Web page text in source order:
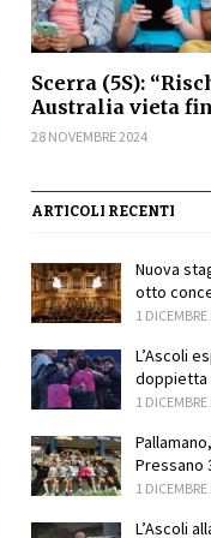
Scerra (5S):
Australia vieta
28 NOVEMBRE 2024
ARTICOLI RECENTI
Nuova
otto
1
L’Ascoli
doppietta
1
Pressano
1
L’Ascoli